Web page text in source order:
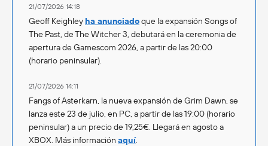
21/07/2026 14:18
Geoff Keighley ha anunciadoque la expansión Songs of
The Past, de The Witcher 3, debutará en la ceremonia de
apertura de Gamescom 2026, a partir de las 20:00
(horario peninsular).
21/07/2026 14:11
Fangs of Asterkarn, la nueva expansión de Grim Dawn, se
lanza este 23 de julio, en PC, a partir de las 19:00 (horario
peninsular) a un precio de 19,25€. Llegará en agosto a
XBOX. Más información aquí.